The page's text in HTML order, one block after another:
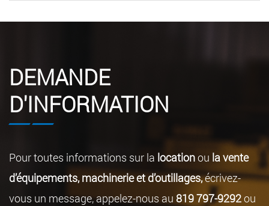
DEMANDE
D'INFORMATION
Pour toutes informations sur la locationou la vente
d’équipements, machinerie et d’outillages,écrivez-
vous un message, appelez-nous au 819 797-9292ou